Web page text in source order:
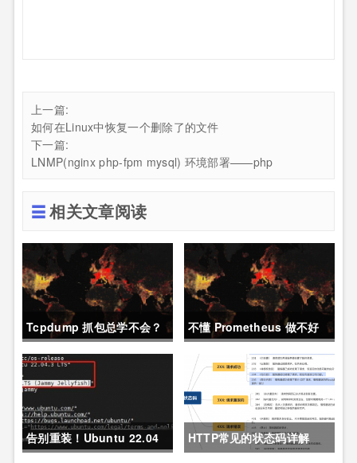
上一篇:
如何在Linux中恢复一个删除了的文件
下一篇:
LNMP(nginx php-fpm mysql) 环境部署——php
相关文章阅读
Tcpdump 抓包总学不会？
这篇保姆级教程，今天可以
拿下！
不懂 Prometheus 做不好
运维？那就来看这一篇干货
吧。
告别重装！Ubuntu 22.04
HTTP常见的状态码详解